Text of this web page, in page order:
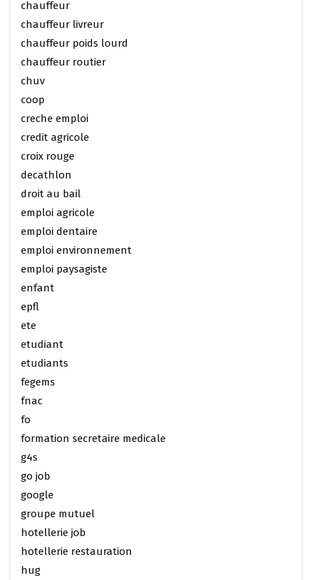
chauffeur
chauffeur livreur
chauffeur poids lourd
chauffeur routier
chuv
coop
creche emploi
credit agricole
croix rouge
decathlon
droit au bail
emploi agricole
emploi dentaire
emploi environnement
emploi paysagiste
enfant
epfl
ete
etudiant
etudiants
fegems
fnac
fo
formation secretaire medicale
g4s
go job
google
groupe mutuel
hotellerie job
hotellerie restauration
hug